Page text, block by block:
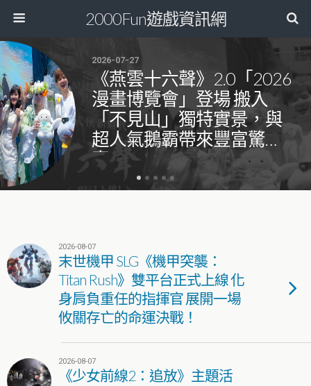
2000Fun遊戲資訊網
2026-07-27
《燕雲十六聲》2.0「2026
漫畫博覽會」登場 搬入
「不見山」獨特實景，與
超人氣鵝霸帶來豐富驚
喜！
2026-08-07
末世機甲 SLG《機甲突襲：
Titan Rush》雙平台正式上線 化
身肩負重任的指揮官 展開一場
攸關存亡的命運決戰！
2026-08-07
《少女前線2：追放》主題活